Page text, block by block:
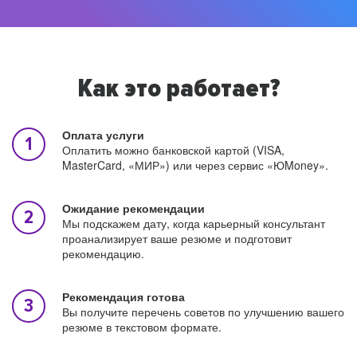
Как это работает?
Оплата услуги
Оплатить можно банковской картой (VISA,
MasterCard, «МИР») или через сервис «ЮMoney».
Ожидание рекомендации
Мы подскажем дату, когда карьерный консультант
проанализирует ваше резюме и подготовит
рекомендацию.
Рекомендация готова
Вы получите перечень советов по улучшению вашего
резюме в текстовом формате.